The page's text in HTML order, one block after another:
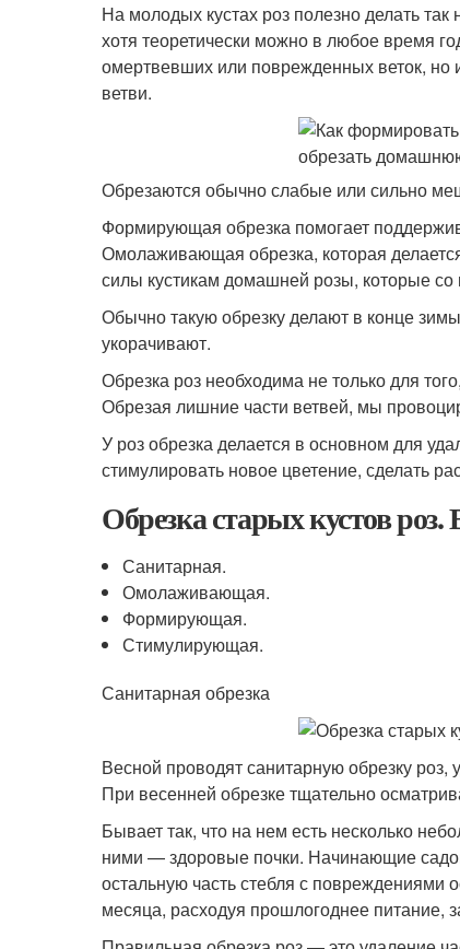
На молодых кустах роз полезно делать
хотя теоретически можно в любое время
омертвевших или поврежденных веток, но
ветви.
Обрезаются обычно слабые или сильно
Формирующая обрезка помогает
Омолаживающая обрезка, которая
силы кустикам домашней розы, которые
Обычно такую обрезку делают в конце
укорачивают.
Обрезка роз необходима не только для
Обрезая лишние части ветвей, мы
У роз обрезка делается в основном для
стимулировать новое цветение, сделать
Обрезка старых кустов
Санитарная.
Омолаживающая.
Формирующая.
Стимулирующая.
Санитарная обрезка
Весной проводят санитарную обрезку
При весенней обрезке тщательно
Бывает так, что на нем есть несколько
ними — здоровые почки. Начинающие
остальную часть стебля с повреждениями
месяца, расходуя прошлогоднее питание,